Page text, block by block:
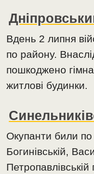
Вдень 2 липня
по району.
пошкоджено
житлові будинки.
Окупанти били по
Богинівській,